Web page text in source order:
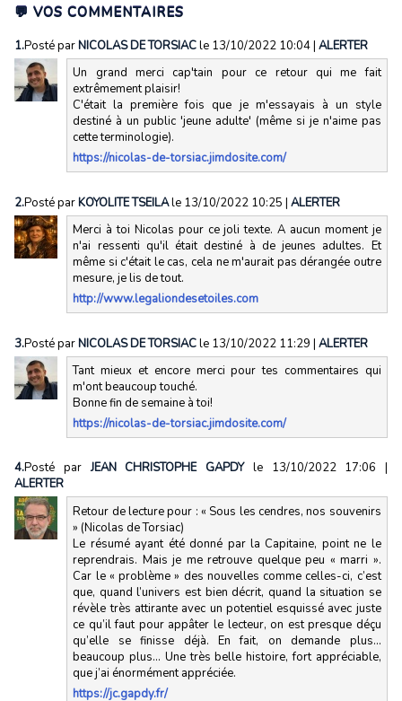
💬 VOS COMMENTAIRES
1.Posté parNICOLAS DE TORSIACle 13/10/2022 10:04| ALERTER
Un grand merci cap'tain pour ce retour qui me fait
extrêmement plaisir!
C'était la première fois que je m'essayais à un style
destiné à un public 'jeune adulte' (même si je n'aime pas
cette terminologie).
https://nicolas-de-torsiac.jimdosite.com/
2.Posté parKOYOLITE TSEILAle 13/10/2022 10:25 | ALERTER
Merci à toi Nicolas pour ce joli texte. A aucun moment je
n'ai ressenti qu'il était destiné à de jeunes adultes. Et
même si c'était le cas, cela ne m'aurait pas dérangée outre
mesure, je lis de tout.
http://www.legaliondesetoiles.com
3.Posté parNICOLAS DE TORSIACle 13/10/2022 11:29 | ALERTER
Tant mieux et encore merci pour tes commentaires qui
m'ont beaucoup touché.
Bonne fin de semaine à toi!
https://nicolas-de-torsiac.jimdosite.com/
4.Posté parJEAN CHRISTOPHE GAPDY le 13/10/2022 17:06 |
ALERTER
Retour de lecture pour : « Sous les cendres, nos souvenirs
» (Nicolas de Torsiac)
Le résumé ayant été donné par la Capitaine, point ne le
reprendrais. Mais je me retrouve quelque peu « marri ».
Car le « problème » des nouvelles comme celles-ci, c’est
que, quand l’univers est bien décrit, quand la situation se
révèle très attirante avec un potentiel esquissé avec juste
ce qu’il faut pour appâter le lecteur, on est presque déçu
qu’elle se finisse déjà. En fait, on demande plus…
beaucoup plus… Une très belle histoire, fort appréciable,
que j’ai énormément appréciée.
https://jc.gapdy.fr/